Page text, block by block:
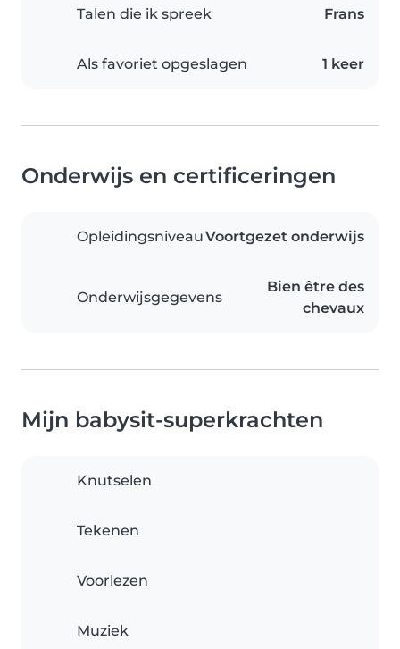
Talen die ik spreek Frans
Als favoriet opgeslagen 1 keer
Onderwijs en certificeringen
OpleidingsniveauVoortgezet onderwijs
Onderwijsgegevens
Bien être des
chevaux
Mijn babysit-superkrachten
Knutselen
Tekenen
Voorlezen
Muziek